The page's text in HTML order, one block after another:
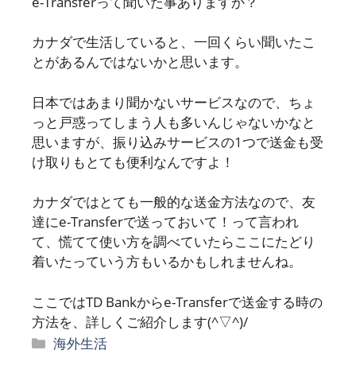
カナダで生活していると、一回くらい聞いたこ
とがあるんではないかと思います。
日本ではあまり聞かないサービスなので、ちょ
っと戸惑ってしまう人も多いんじゃないかなと
思いますが、振り込みサービスの1つで送金も受
け取りもとても便利なんですよ！
カナダではとても一般的な送金方法なので、友
達にe-Transferで送っておいて！って言われ
て、慌てて使い方を調べていたらここにたどり
着いたっていう方もいるかもしれませんね。
ここではTD Bankからe-Transferで送金する時の
方法を、詳しくご紹介します(^▽^)/
カ
海外生活